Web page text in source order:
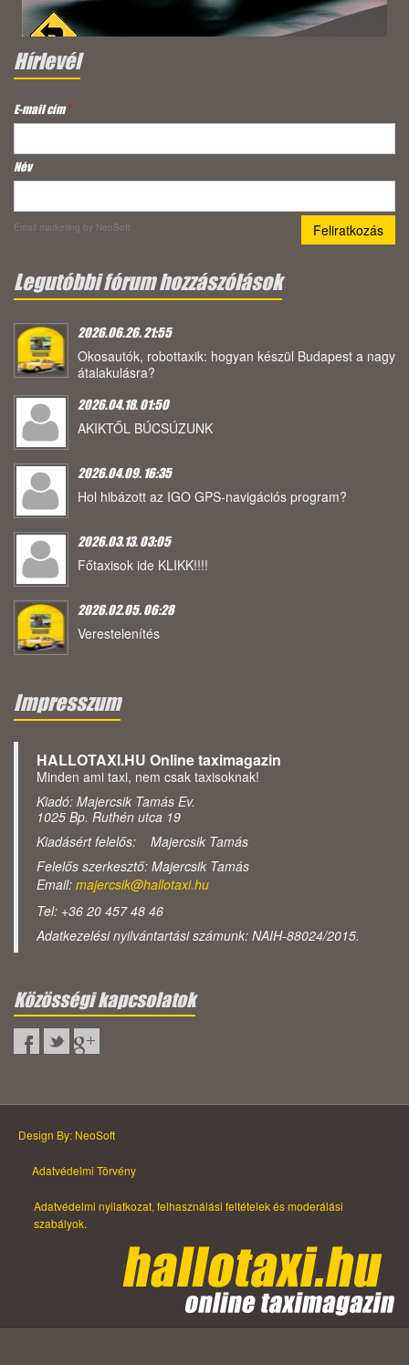
Hírlevél
E-mail cím*
Név
Email marketing by NeoSoft
Legutóbbi fórum hozzászólások
2026.06.26. 21:55
Okosautók, robottaxik: hogyan készül Budapest a nagy
átalakulásra?
2026.04.18. 01:50
AKIKTŐL BÚCSÚZUNK
2026.04.09. 16:35
Hol hibázott az IGO GPS-navigációs program?
2026.03.13. 03:05
Főtaxisok ide KLIKK!!!!
2026.02.05. 06:28
Verestelenítés
Impresszum
HALLOTAXI.HU Online taximagazin
Minden ami taxi, nem csak taxisoknak!
Kiadó: Majercsik Tamás Ev.
1025 Bp. Ruthén utca 19
Kiadásért felelős: Majercsik Tamás
Felelős szerkesztő: Majercsik Tamás
Email: majercsik@hallotaxi.hu
Tel: +36 20 457 48 46
Adatkezelési nyilvántartási számunk: NAIH-88024/2015.
Közösségi kapcsolatok
Design By: NeoSoft
Adatvédelmi Törvény
Adatvédelmi nyilatkozat, felhasználási feltételek és moderálási
szabályok.